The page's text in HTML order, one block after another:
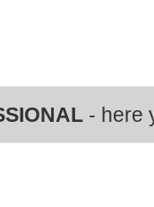
- here